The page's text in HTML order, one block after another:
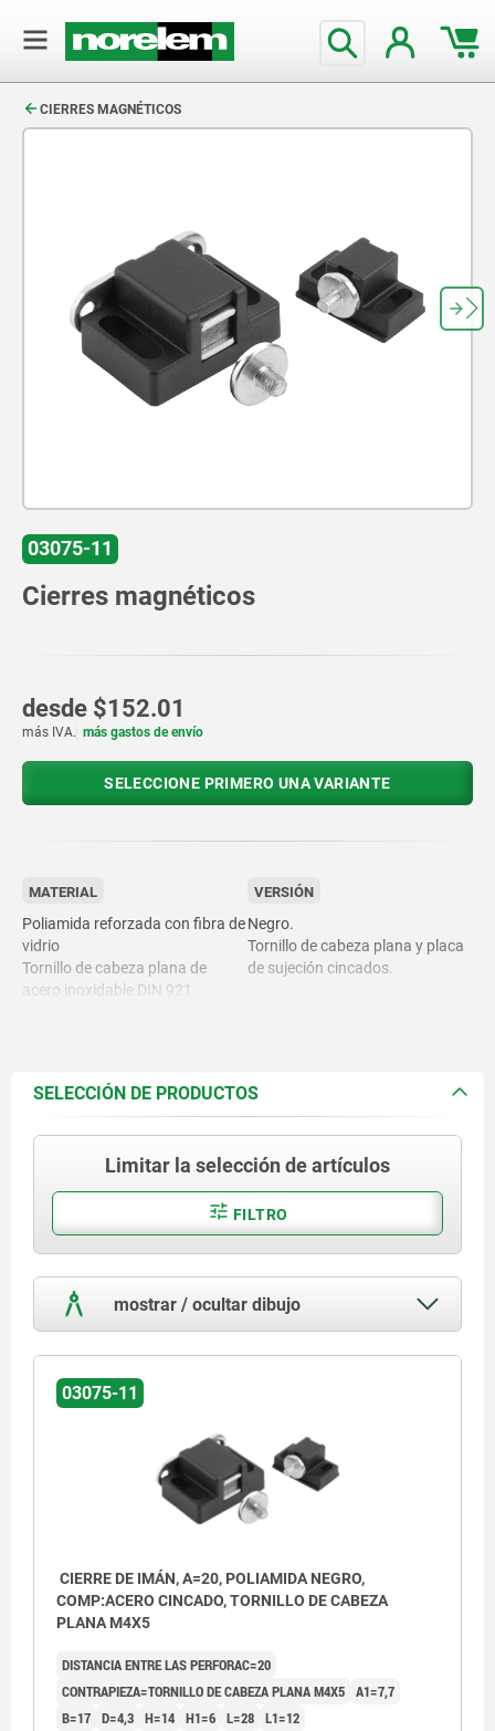
CIERRES MAGNÉTICOS
03075-11
Cierres magnéticos
desde $152.01
más IVA. más gastos de envío
SELECCIONE PRIMERO UNA VARIANTE
MATERIAL
Poliamida reforzada con fibra de
vidrio
Tornillo de cabeza plana de
acero inoxidable DIN 921.
VERSIÓN
Negro.
Tornillo de cabeza plana y placa
de sujeción cincados.
SELECCIÓN DE PRODUCTOS
Limitar la selección de artículos
FILTRO
mostrar / ocultar dibujo
03075-11
CIERRE DE IMÁN, A=20, POLIAMIDA NEGRO,
COMP:ACERO CINCADO, TORNILLO DE CABEZA
PLANA M4X5
DISTANCIA ENTRE LAS PERFORAC=20
CONTRAPIEZA=TORNILLO DE CABEZA PLANA M4X5 A1=7,7
B=17 D=4,3 H=14 H1=6 L=28 L1=12